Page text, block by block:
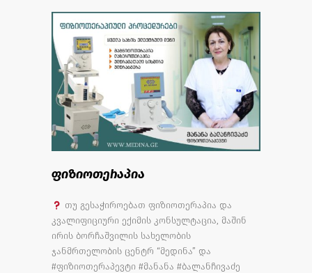
ფიზიოთერაპია
თუ გესაჭიროებათ ფიზიოთერაპია და
კვალიფიციური ექიმის კონსულტაცია, მაშინ
ირის ბორჩაშვილის სახელობის
ჯანმრთელობის ცენტრ “მედინა” და
#ფიზიოთერაპევტი #მანანა #ბალანჩივაძე